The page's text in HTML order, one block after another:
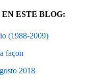
ESTE BLOG:
(1988-2009)
façon
2018